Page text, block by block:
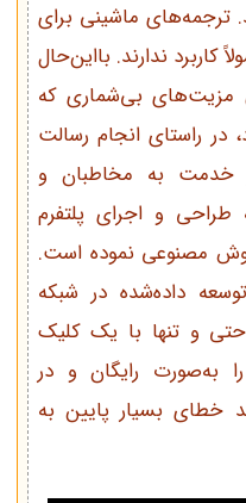
ترجمه‌های ماشینی برای
ندارند. بااین‌حال
مزیت‌های بی‌شماری که
در راستای انجام رسالت
خدمت به مخاطبان و
و اجرای پلتفرم
هوش مصنوعی نموده است.
توسعه داده‌شده در شبکه
و تنها با یک کلیک
به‌صورت رایگان و در
خطای بسیار پایین به